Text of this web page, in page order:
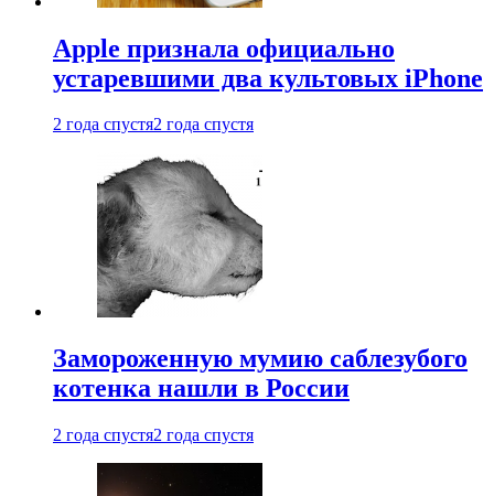
Apple признала официально
устаревшими два культовых iPhone
2 года спустя2 года спустя
Замороженную мумию саблезубого
котенка нашли в России
2 года спустя2 года спустя